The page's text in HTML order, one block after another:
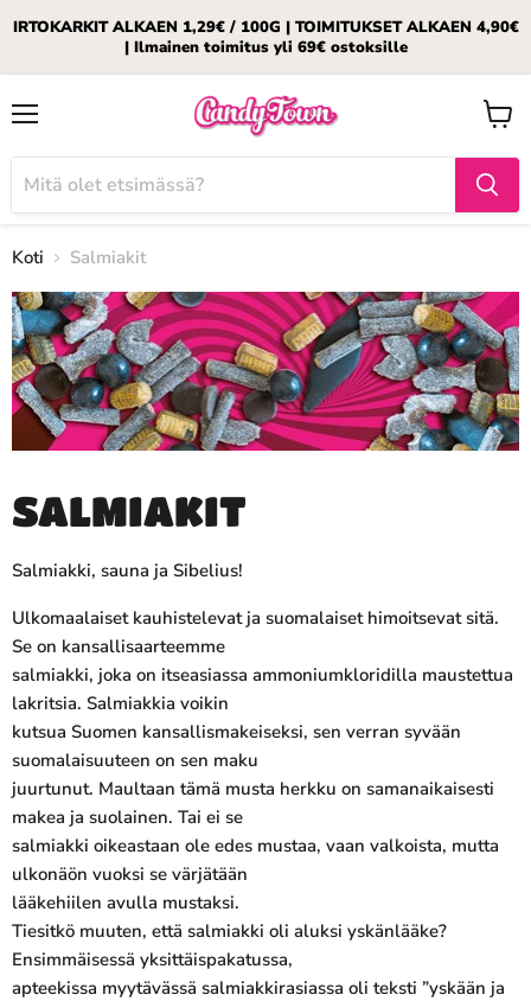
IRTOKARKIT ALKAEN 1,29€ / 100G | TOIMITUKSET ALKAEN 4,90€
| Ilmainen toimitus yli 69€ ostoksille
Katso
Koti Salmiakit
SALMIAKIT
Salmiakki, sauna ja Sibelius!
Ulkomaalaiset kauhistelevat ja suomalaiset himoitsevat sitä.
Se on kansallisaarteemme
salmiakki, joka on itseasiassa ammoniumkloridilla maustettua
lakritsia. Salmiakkia voikin
kutsua Suomen kansallismakeiseksi, sen verran syvään
suomalaisuuteen on sen maku
juurtunut. Maultaan tämä musta herkku on samanaikaisesti
makea ja suolainen. Tai ei se
salmiakki oikeastaan ole edes mustaa, vaan valkoista, mutta
ulkonäön vuoksi se värjätään
lääkehiilen avulla mustaksi.
Tiesitkö muuten, että salmiakki oli aluksi yskänlääke?
Ensimmäisessä yksittäispakatussa,
apteekissa myytävässä salmiakkirasiassa oli teksti ”yskään ja